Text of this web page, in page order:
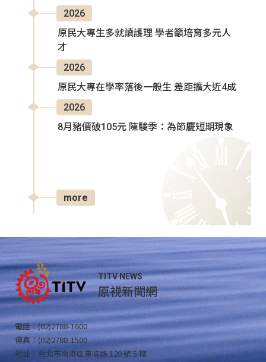
2026
原民大專生多就讀護理 學者籲培育多元人
才
2026
原民大專在學率落後一般生 差距擴大近4成
2026
8月豬價破105元 陳駿季：為節慶短期現象
more
TITV NEWS
原視新聞網
電話：(02)2788-1600
傳真：(02)2788-1500
地址：台北市南港區重陽路 120 號 5 樓